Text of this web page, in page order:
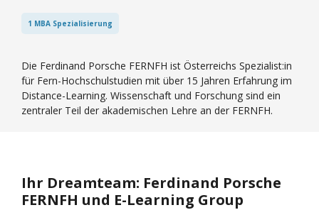
1 MBA Spezialisierung
Die Ferdinand Porsche FERNFH ist Österreichs Spezialist:in
für Fern-Hochschulstudien mit über 15 Jahren Erfahrung im
Distance-Learning. Wissenschaft und Forschung sind ein
zentraler Teil der akademischen Lehre an der FERNFH.
Ihr Dreamteam: Ferdinand Porsche
FERNFH und E-Learning Group